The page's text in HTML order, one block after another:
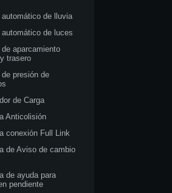
de lluvia
de luces
aparcamiento
trasero
presión de
de Carga
Anticolisión
conexión Full Link
de Aviso de cambio
de ayuda para
pendiente